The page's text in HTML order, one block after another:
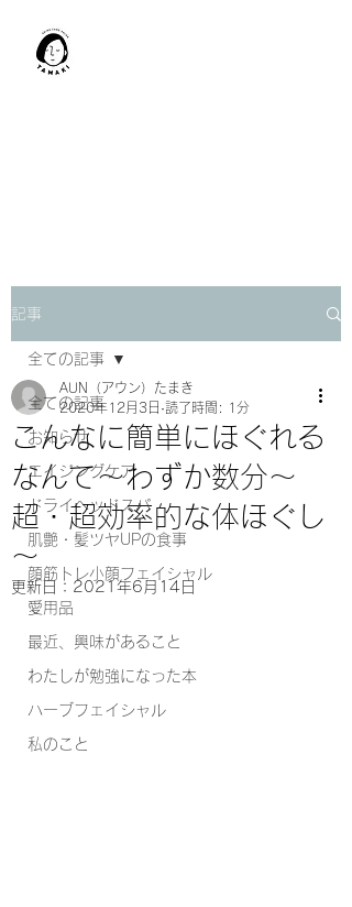
記事
全ての記事
お知らせ
エイジングケア
ドライヘッドスパ
肌艶・髪ツヤUPの食事
顔筋トレ小顔フェイシャル
愛用品
最近、興味があること
わたしが勉強になった本
ハーブフェイシャル
私のこと
全ての記事
こんなに簡単にほぐれる
なんて～わずか数分～
超・超効率的な体ほぐし
～
AUN（アウン）たまき
2020年12月3日 読了時間: 1分
更新日： 2021年6月14日